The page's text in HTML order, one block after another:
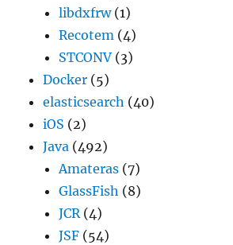
libdxfrw(1)
Recotem (4)
STCONV (3)
Docker (5)
elasticsearch (40)
iOS (2)
Java (492)
Amateras (7)
GlassFish (8)
JCR(4)
JSF (54)